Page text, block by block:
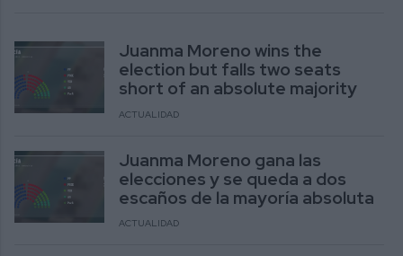
Juanma Moreno wins the
election but falls two seats
short of an absolute majority
ACTUALIDAD
Juanma Moreno gana las
elecciones y se queda a dos
escaños de la mayoría absoluta
ACTUALIDAD